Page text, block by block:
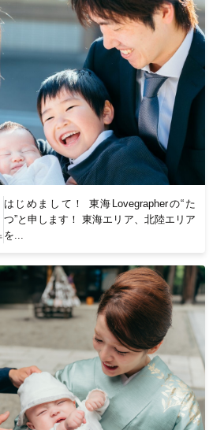
出を美しく仕上げます
術で写真の明るさや色合いを丁寧に調
つつも、おしゃれで洗練された仕上がり
を撮ってほしかった！」と思える一枚に
ブグラフの撮影事例をご覧ください。
はじめまして！ 東海Lovegrapherの“た
つ”と申します！ 東海エリア、北陸エリア
を...